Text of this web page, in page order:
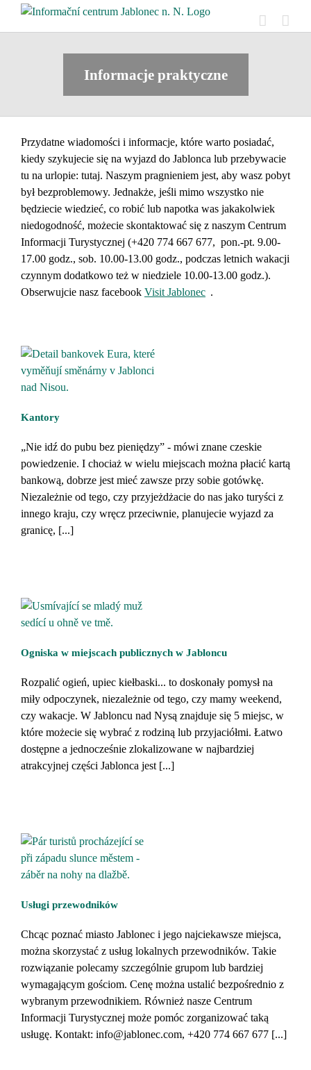
Informacje praktyczne
Przydatne wiadomości i informacje, które warto posiadać,
kiedy szykujecie się na wyjazd do Jablonca lub przebywacie
tu na urlopie: tutaj. Naszym pragnieniem jest, aby wasz pobyt
był bezproblemowy. Jednakże, jeśli mimo wszystko nie
będziecie wiedzieć, co robić lub napotka was jakakolwiek
niedogodność, możecie skontaktować się z naszym Centrum
Informacji Turystycznej (+420 774 667 677, pon.-pt. 9.00-
17.00 godz., sob. 10.00-13.00 godz., podczas letnich wakacji
czynnym dodatkowo też w niedziele 10.00-13.00 godz.).
Obserwujcie nasz facebook Visit Jablonec .
Kantory
„Nie idź do pubu bez pieniędzy” - mówi znane czeskie
powiedzenie. I chociaż w wielu miejscach można płacić kartą
bankową, dobrze jest mieć zawsze przy sobie gotówkę.
Niezależnie od tego, czy przyjeżdżacie do nas jako turyści z
innego kraju, czy wręcz przeciwnie, planujecie wyjazd za
granicę, [...]
Ogniska w miejscach publicznych w Jabloncu
Rozpalić ogień, upiec kiełbaski... to doskonały pomysł na
miły odpoczynek, niezależnie od tego, czy mamy weekend,
czy wakacje. W Jabloncu nad Nysą znajduje się 5 miejsc, w
które możecie się wybrać z rodziną lub przyjaciółmi. Łatwo
dostępne a jednocześnie zlokalizowane w najbardziej
atrakcyjnej części Jablonca jest [...]
Usługi przewodników
Chcąc poznać miasto Jablonec i jego najciekawsze miejsca,
można skorzystać z usług lokalnych przewodników. Takie
rozwiązanie polecamy szczególnie grupom lub bardziej
wymagającym gościom. Cenę można ustalić bezpośrednio z
wybranym przewodnikiem. Również nasze Centrum
Informacji Turystycznej może pomóc zorganizować taką
usługę. Kontakt: info@jablonec.com, +420 774 667 677 [...]